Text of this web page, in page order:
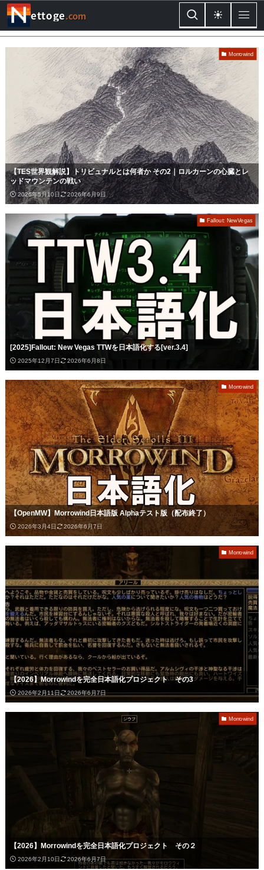
ettoge.com
Morrowind
【TES世界観解説】トリビュナルとは何者か その2｜ロルカーンの心臓とレ
ッドマウンテンの戦い
2026年5月10日 2026年6月9日
Fallout: NewVegas
[2025]Fallout: New Vegas TTWを日本語化する[ver.3.4]
2025年12月7日 2026年6月8日
Morrowind
【OpenMW】Morrowind日本語版 Alphaテスト版（配布終了）
2026年3月4日 2026年6月7日
Morrowind
【2026】Morrowindを完全日本語化プロジェクト その3
2026年2月11日 2026年6月7日
Morrowind
【2026】Morrowindを完全日本語化プロジェクト その２
2026年2月10日 2026年6月7日